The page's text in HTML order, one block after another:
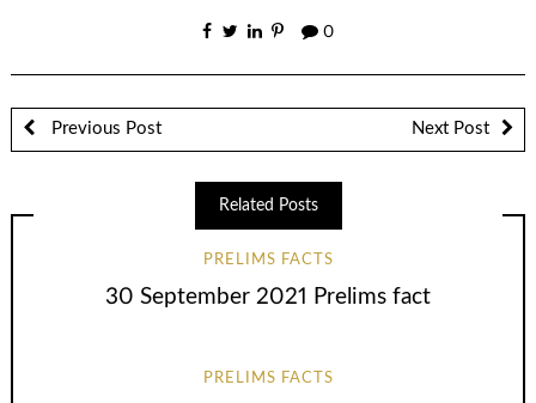
0
Previous Post Next Post
Related Posts
PRELIMS FACTS
30 September 2021 Prelims fact
PRELIMS FACTS